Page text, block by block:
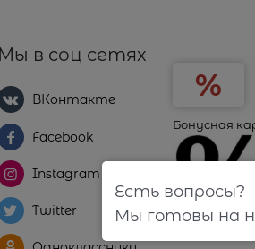
Мы в соц сетях
ВКонтакте
Facebook
Instagram
Twitter
Бонусная
Есть вопросы?
Мы готовы на